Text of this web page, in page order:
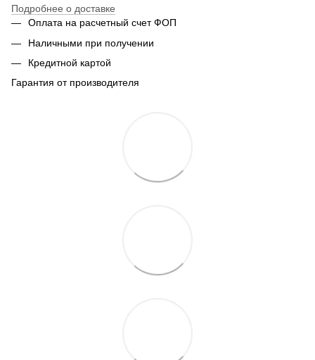
Подробнее о доставке
Оплата на расчетный счет ФОП
Наличными при получении
Кредитной картой
Гарантия от производителя